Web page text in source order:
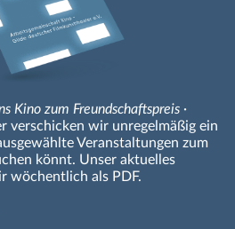
Kino zum Freundschaftspreis ·
verschicken wir unregelmäßig ein
Veranstaltungen zum
könnt. Unser aktuelles
wöchentlich als PDF.